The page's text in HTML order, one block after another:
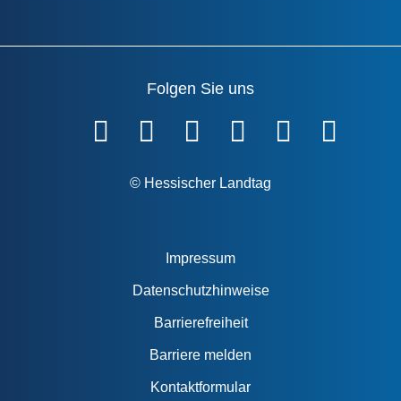
Folgen Sie uns
© Hessischer Landtag
Impressum
Datenschutzhinweise
Barrierefreiheit
Barriere melden
Kontaktformular